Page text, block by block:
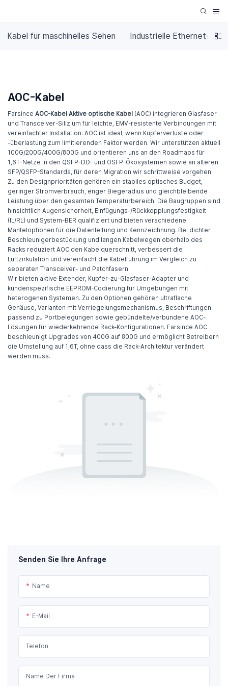
Kabel für maschinelles Sehen Industrielle Ethernet-
AOC-Kabel
Farsince AOC-Kabel Aktive optische Kabel (AOC) integrieren Glasfaser
und Transceiver-Silizium für leichte, EMV-resistente Verbindungen mit
vereinfachter Installation. AOC ist ideal, wenn Kupferverluste oder
-überlastung zum limitierenden Faktor werden. Wir unterstützen aktuell
100G/200G/400G/800G und orientieren uns an den Roadmaps für
1,6T-Netze in den QSFP-DD- und OSFP-Ökosystemen sowie an älteren
SFP/QSFP-Standards, für deren Migration wir schrittweise vorgehen.
Zu den Designprioritäten gehören ein stabiles optisches Budget,
geringer Stromverbrauch, enger Biegeradius und gleichbleibende
Leistung über den gesamten Temperaturbereich. Die Baugruppen sind
hinsichtlich Augensicherheit, Einfügungs-/Rückkopplungsfestigkeit
(IL/RL) und System-BER qualifiziert und bieten verschiedene
Manteloptionen für die Datenleitung und Kennzeichnung. Bei dichter
Beschleunigerbestückung und langen Kabelwegen oberhalb des
Racks reduziert AOC den Kabelquerschnitt, verbessert die
Luftzirkulation und vereinfacht die Kabelführung im Vergleich zu
separaten Transceiver- und Patchfasern.
Wir bieten aktive Extender, Kupfer-zu-Glasfaser-Adapter und
kundenspezifische EEPROM-Codierung für Umgebungen mit
heterogenen Systemen. Zu den Optionen gehören ultraflache
Gehäuse, Varianten mit Verriegelungsmechanismus, Beschriftungen
passend zu Portbelegungen sowie gebündelte/verbundene AOC-
Lösungen für wiederkehrende Rack-Konfigurationen. Farsince AOC
beschleunigt Upgrades von 400G auf 800G und ermöglicht Betreibern
die Umstellung auf 1,6T, ohne dass die Rack-Architektur verändert
werden muss.
Senden Sie Ihre Anfrage
Name
E-Mail
Telefon
Name Der Firma